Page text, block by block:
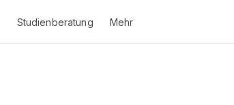
Studienberatung Mehr